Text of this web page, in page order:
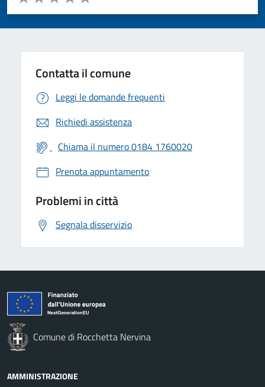
Valuta 5 stelle su 5
Valuta 4 stelle su 5
Valuta 3 stelle su 5
Valuta 2 stelle su 5
Valuta 1 stelle su 5
Contatta il comune
Leggi le domande frequenti
Richiedi assistenza
Chiama il numero 0184 1760020
Prenota appuntamento
Problemi in città
Segnala disservizio
Comune di Rocchetta Nervina
AMMINISTRAZIONE